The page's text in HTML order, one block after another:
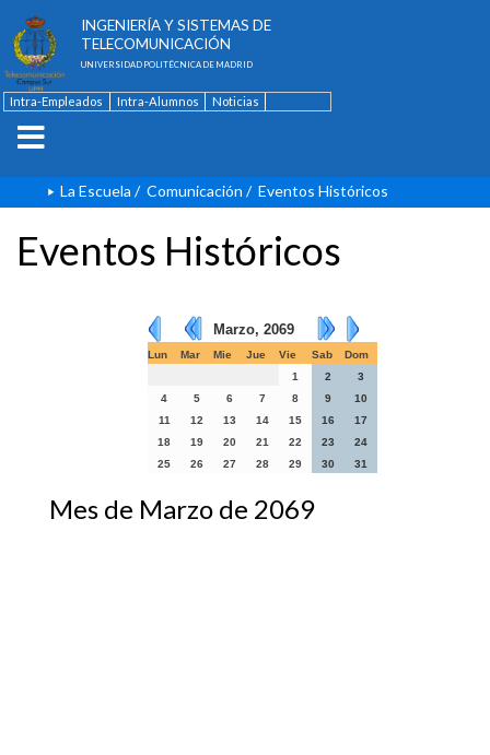
INGENIERÍA Y SISTEMAS DE
TELECOMUNICACIÓN
UNIVERSIDAD POLITÉCNICA DE MADRID
Intra-Empleados Intra-Alumnos
Noticias
La Escuela / Comunicación / Eventos Históricos
Eventos Históricos
Marzo, 2069
Lun Mar Mie Jue Vie Sab
Dom
1
2
3
4
5 6 7 8 9
10
11
12 13 14 15 16
17
18
19 20 21 22 23
24
25
26 27 28 29 30 31
Mes de Marzo de 2069